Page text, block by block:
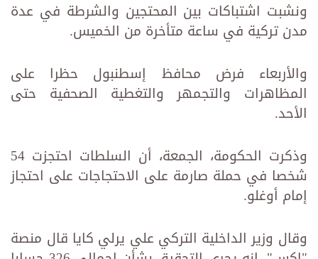
ونشبت اشتباكات بين المحتجين والشرطة في عدة
مدن تركية في ساعة متأخرة من الخميس.
والأربعاء فرض محافظ إسطنبول حظرا على
المظاهرات والتجمهر والتغطية الصحفية حتى
الأحد.
وذكرت الحكومة، الجمعة، أن السلطات احتجزت 54
شخصا في حملة صارمة على الاحتجاجات على احتجاز
إمام أوغلو.
وقال وزير الداخلية التركي علي يرلي كايا قال منصة